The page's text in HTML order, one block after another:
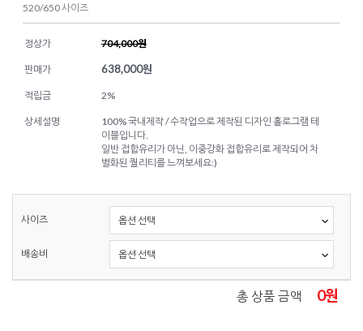
520/650 사이즈
정상가 704,000원
판매가 638,000원
적립금 2%
상세설명
100% 국내제작 / 수작업으로 제작된 디자인 홀로그램 테
이블입니다.
일반 접합유리가 아닌, 이중강화 접합유리로 제작되어 차
별화된 퀄리티를 느껴보세요:)
사이즈
배송비
총 상품 금액 0원